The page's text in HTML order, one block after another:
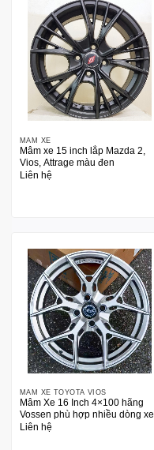
MÂM XE
Mâm xe 15 inch lắp Mazda 2,
Vios, Attrage màu đen
Liên hệ
MÂM XE TOYOTA VIOS
Mâm Xe 16 Inch 4×100 hãng
Vossen phù hợp nhiều dòng xe
Liên hệ